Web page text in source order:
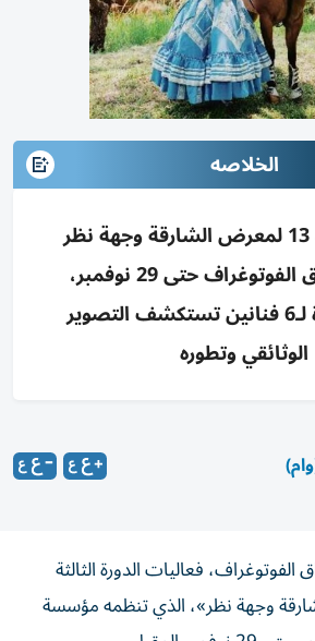
الخلاصه
انطلاق الدورة 13 لمعرض الشارقة وجهة نظر
للتصوير برواق الفوتوغراف حتى 29 نوفمبر،
بأعمال جديدة لـ6 فنانين تستكشف التصوير
الوثائقي وتطوره
فعاليات الدورة الثالثة
وجهة نظر»، الذي تنظمه مؤسسة